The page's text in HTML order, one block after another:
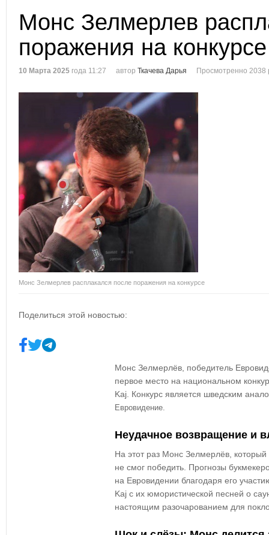
Монс Зелмерлев
поражения на конкурсе
10 Марта 2025 года 11:27 автор Ткачева Дарья Просмотренно 2038
Монс Зелмерлев расплакался после поражения на конкурсе
Поделиться этой новостью:
Монс Зелмерлёв, победитель
первое место на национальном
Kaj. Конкурс является шведским
Евровидение.
Неудачное возвращение и
На этот раз Монс Зелмерлёв,
не смог победить. Прогнозы
на Евровидении благодаря его
Kaj с их юмористической песней о
настоящим разочарованием для